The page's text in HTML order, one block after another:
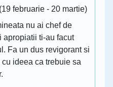
(19 februarie - 20 martie)
nu ai chef de
apropiatii ti-au facut
Fa un dus revigorant si
ideea ca trebuie sa